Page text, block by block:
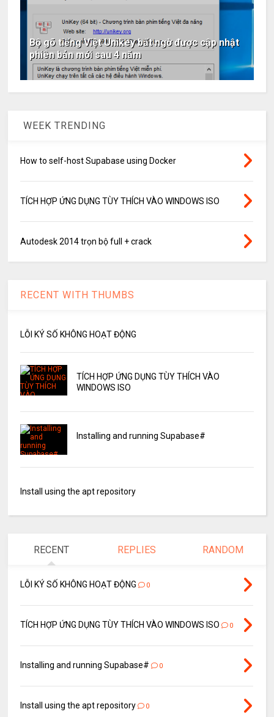
Bộ gõ tiếng Việt Unikey bất ngờ được cập nhật
phiên bản mới sau 4 năm
WEEK TRENDING
How to self-host Supabase using Docker
TÍCH HỢP ỨNG DỤNG TÙY THÍCH VÀO WINDOWS ISO
Autodesk 2014 trọn bộ full + crack
RECENT WITH THUMBS
LỖI KÝ SỐ KHÔNG HOẠT ĐỘNG
TÍCH HỢP ỨNG DỤNG TÙY THÍCH VÀO
WINDOWS ISO
Installing and running Supabase#
Install using the apt repository
RECENT REPLIES RANDOM
LỖI KÝ SỐ KHÔNG HOẠT ĐỘNG 0
TÍCH HỢP ỨNG DỤNG TÙY THÍCH VÀO WINDOWS ISO 0
Installing and running Supabase# 0
Install using the apt repository 0